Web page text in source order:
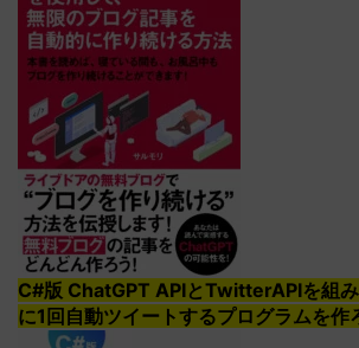
C#版 ChatGPT APIとTwitterAPIを組
に1回自動ツイートするプログラムを作